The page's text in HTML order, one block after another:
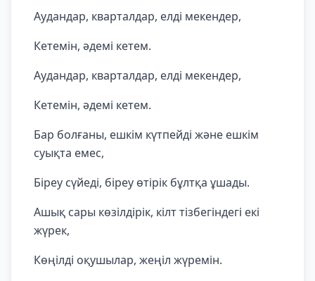
Аудандар, кварталдар, елді мекендер,
Кетемін, әдемі кетем.
Аудандар, кварталдар, елді мекендер,
Кетемін, әдемі кетем.
Бар болғаны, ешкім күтпейді және ешкім
суықта емес,
Біреу сүйеді, біреу өтірік бұлтқа ұшады.
Ашық сары көзілдірік, кілт тізбегіндегі екі
жүрек,
Көңілді оқушылар, жеңіл жүремін.